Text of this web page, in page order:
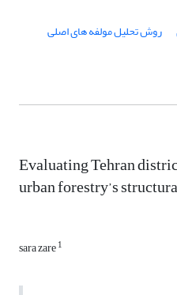
روش تحلیل مولفه های اصلی
Evaluating Tehran
urban forestry’s
sara zare1